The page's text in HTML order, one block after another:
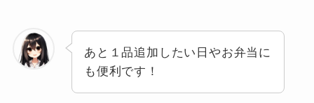
あと１品追加したい日やお弁当に
も便利です！